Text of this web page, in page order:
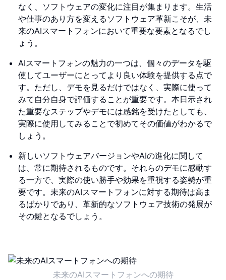
なく、ソフトウェアの変化に注目が集まります。生活
や仕事のあり方を変えるソフトウェア革新こそが、未
来のAIスマートフォンにおいて重要な要素となるでし
ょう。
AIスマートフォンの魅力の一つは、個々のデータを駆
使してユーザーにとってより良い体験を提供する点で
す。ただし、デモを見るだけではなく、実際に使って
みて自分自身で評価することが重要です。本日示され
た重要なステップやデモには感銘を受けたとしても、
実際に使用してみることで初めてその価値がわかるで
しょう。
新しいソフトウェアバージョンやAIの進化に関して
は、常に期待されるものです。それらのデモに感動す
る一方で、実際の使い勝手や効果を重視する姿勢が重
要です。未来のAIスマートフォンに対する期待は高ま
るばかりであり、革新的なソフトウェア技術の発展が
その鍵となるでしょう。
未来のAIスマートフォンへの期待